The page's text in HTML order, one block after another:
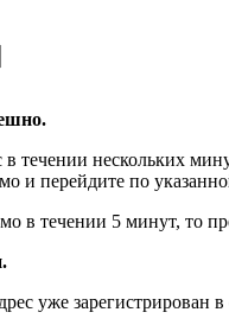
течении нескольких
и перейдите по
в течении 5 минут, то
уже зарегистрирован в